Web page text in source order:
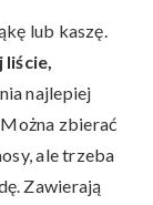
lub kaszę.
liście,
najlepiej
zbierać
ale trzeba
Zawierają